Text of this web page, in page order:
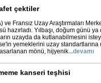
çektiler
ve Fransız Uzay Araştırmaları
hazırladı. Yılbaşı, doğum günü
uzayda da kutlanabilmesini
yemeklerini uzay
mönü, hijyenik...devamı
kanseri teşhisi